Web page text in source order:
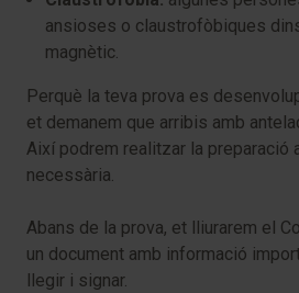
ansioses o claustrofòbiques
magnètic.
Perquè la teva prova es
et demanem que arribis amb
Així podrem realitzar la preparació
necessària.
Abans de la prova, et lliurarem el
un document amb informació
llegir i signar.